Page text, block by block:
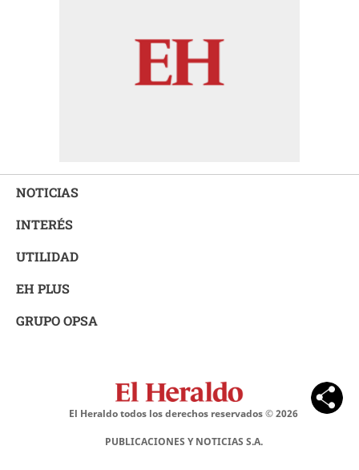
NOTICIAS
INTERÉS
UTILIDAD
EH PLUS
GRUPO OPSA
El Heraldo todos los derechos reservados ©2026
PUBLICACIONES Y NOTICIAS S.A.